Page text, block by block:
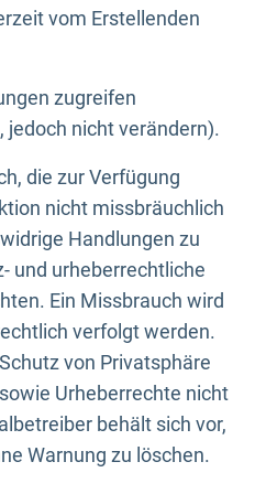
vom Erstellenden
zugreifen
nicht verändern).
die zur Verfügung
nicht missbräuchlich
Handlungen zu
und urheberrechtliche
Ein Missbrauch wird
verfolgt werden.
von Privatsphäre
Urheberrechte nicht
behält sich vor,
Warnung zu löschen.